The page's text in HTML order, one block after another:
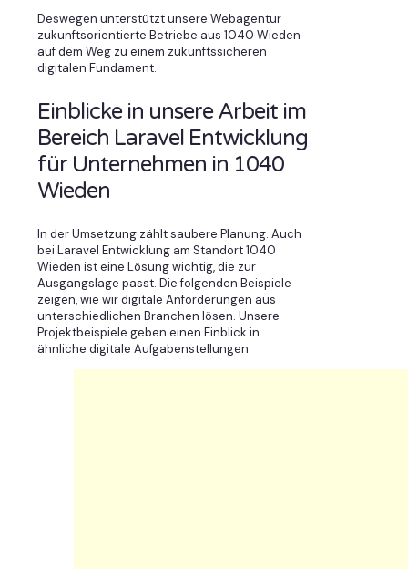
Deswegen unterstützt unsere Webagentur
zukunftsorientierte Betriebe aus 1040 Wieden
auf dem Weg zu einem zukunftssicheren
digitalen Fundament.
Einblicke in unsere Arbeit im
Bereich Laravel Entwicklung
für Unternehmen in 1040
Wieden
In der Umsetzung zählt saubere Planung. Auch
bei Laravel Entwicklung am Standort 1040
Wieden ist eine Lösung wichtig, die zur
Ausgangslage passt. Die folgenden Beispiele
zeigen, wie wir digitale Anforderungen aus
unterschiedlichen Branchen lösen. Unsere
Projektbeispiele geben einen Einblick in
ähnliche digitale Aufgabenstellungen.